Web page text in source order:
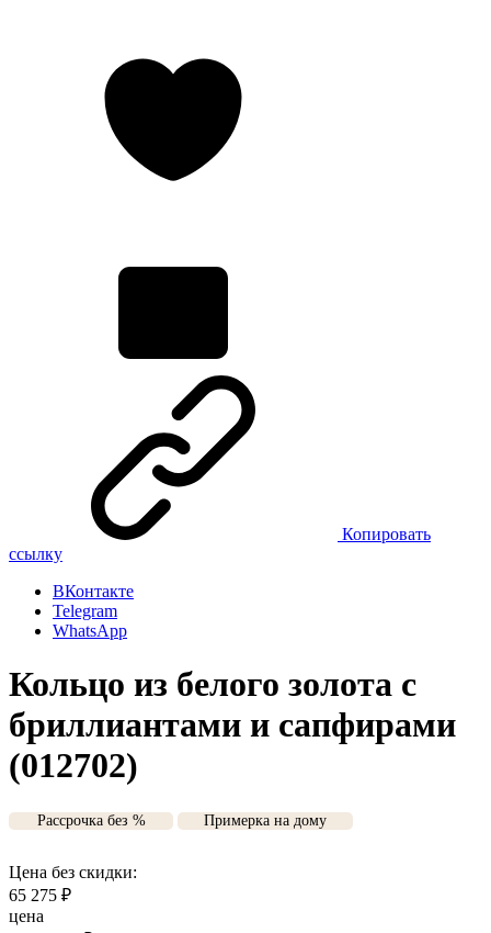
Копировать
ссылку
ВКонтакте
Telegram
WhatsApp
Кольцо из белого золота с
бриллиантами и сапфирами
(012702)
Рассрочка без % Примерка на дому
Цена без скидки:
65 275 ₽
цена